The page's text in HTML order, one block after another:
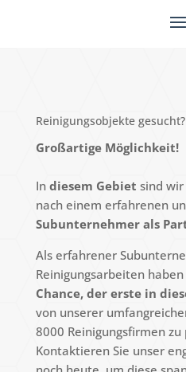
Reinigungsobjekte gesucht?
Großartige Möglichkeit!
In diesem Gebiet sind
nach einem erfahrenen
Subunternehmer als
Als erfahrener
Reinigungsarbeiten haben
Chance, der erste in
von unserer
8000 Reinigungsfirmen
Kontaktieren Sie unser